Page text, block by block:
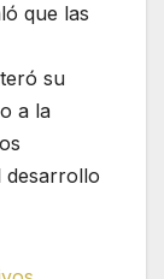
que las
su
a la
desarrollo